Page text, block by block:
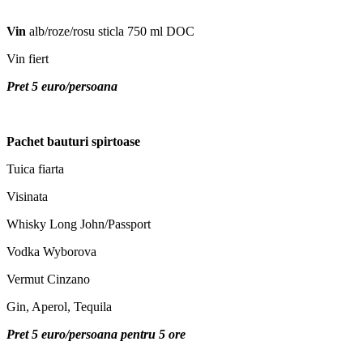
Vin alb/roze/rosu sticla 750 ml DOC
Vin fiert
Pret 5 euro/persoana
Pachet bauturi spirtoase
Tuica fiarta
Visinata
Whisky Long John/Passport
Vodka Wyborova
Vermut Cinzano
Gin, Aperol, Tequila
Pret 5 euro/persoana pentru 5 ore